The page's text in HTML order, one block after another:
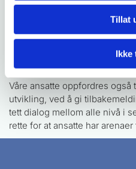
Tillat
Ikke
Den viktigste faktoren for å
er å forebygge skader og
for personlig utvikling og
de som ønsker det, kan ta
Våre ansatte oppfordres
utvikling, ved å gi
tett dialog mellom alle nivå i
rette for at ansatte har